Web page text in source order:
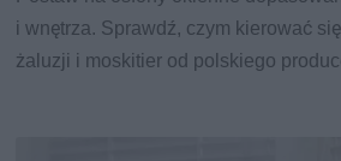
i wnętrza. Sprawdź, czym kierować
żaluzji i moskitier od polskiego